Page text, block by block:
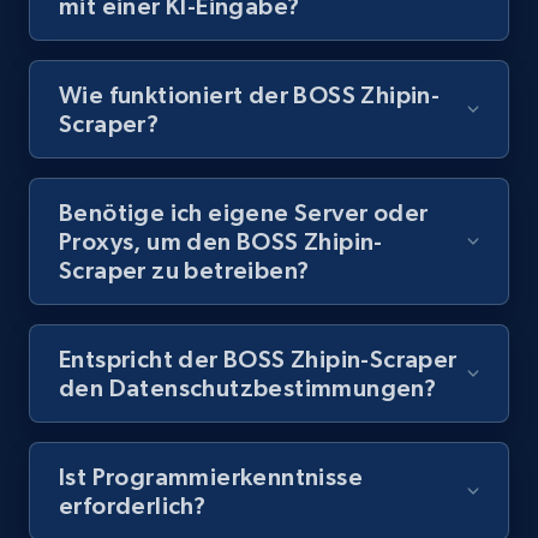
posts by hashtags
URL, Title, Youtuber, Youtuber md5, Video url,
8.1K+
Youtube - Videos posts - Discovery records
by Explore page URL
URL, Title, Youtuber, Youtuber md5, Video url,
Video length, Likes, Views, and more.
mit einer KI-Eingabe?
Wie funktioniert der BOSS Zhipin-
Scraper?
Benötige ich eigene Server oder
Proxys, um den BOSS Zhipin-
Scraper zu betreiben?
Entspricht der BOSS Zhipin-Scraper
den Datenschutzbestimmungen?
Ist Programmierkenntnisse
erforderlich?